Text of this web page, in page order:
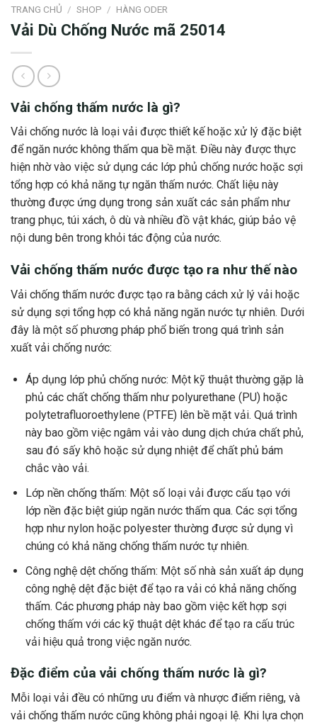
TRANG CHỦ / SHOP / HÀNG ODER
Vải Dù Chống Nước mã 25014
Vải chống thấm nước là gì?
Vải chống nước là loại vải được thiết kế hoặc xử lý đặc biệt
để ngăn nước không thấm qua bề mặt. Điều này được thực
hiện nhờ vào việc sử dụng các lớp phủ chống nước hoặc sợi
tổng hợp có khả năng tự ngăn thấm nước. Chất liệu này
thường được ứng dụng trong sản xuất các sản phẩm như
trang phục, túi xách, ô dù và nhiều đồ vật khác, giúp bảo vệ
nội dung bên trong khỏi tác động của nước.
Vải chống thấm nước được tạo ra như thế nào
Vải chống thấm nước được tạo ra bằng cách xử lý vải hoặc
sử dụng sợi tổng hợp có khả năng ngăn nước tự nhiên. Dưới
đây là một số phương pháp phổ biến trong quá trình sản
xuất vải chống nước:
Áp dụng lớp phủ chống nước: Một kỹ thuật thường gặp là
phủ các chất chống thấm như polyurethane (PU) hoặc
polytetrafluoroethylene (PTFE) lên bề mặt vải. Quá trình
này bao gồm việc ngâm vải vào dung dịch chứa chất phủ,
sau đó sấy khô hoặc sử dụng nhiệt để chất phủ bám
chắc vào vải.
Lớp nền chống thấm: Một số loại vải được cấu tạo với
lớp nền đặc biệt giúp ngăn nước thấm qua. Các sợi tổng
hợp như nylon hoặc polyester thường được sử dụng vì
chúng có khả năng chống thấm nước tự nhiên.
Công nghệ dệt chống thấm: Một số nhà sản xuất áp dụng
công nghệ dệt đặc biệt để tạo ra vải có khả năng chống
thấm. Các phương pháp này bao gồm việc kết hợp sợi
chống thấm với các kỹ thuật dệt khác để tạo ra cấu trúc
vải hiệu quả trong việc ngăn nước.
Đặc điểm của vải chống thấm nước là gì?
Mỗi loại vải đều có những ưu điểm và nhược điểm riêng, và
vải chống thấm nước cũng không phải ngoại lệ. Khi lựa chọn